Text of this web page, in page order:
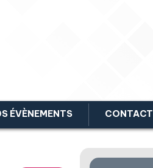
ÉVÈNEMENTS CONTACT